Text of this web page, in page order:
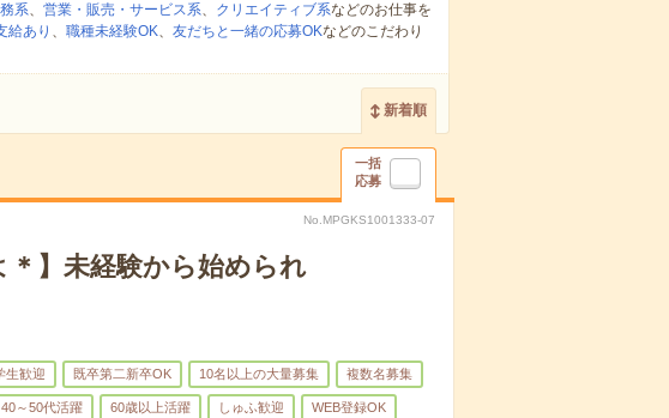
系、 営業・販売・サービス系、 クリエイティブ系などのお仕事を
給あり 、 職種未経験OK、 友だちと一緒の応募OKなどのこだわり
新着順
一括
応募
No.MPGKS1001333-07
＊】未経験から始められ
生歓迎 既卒第二新卒OK 10名以上の大量募集 複数名募集
40～50代活躍 60歳以上活躍 しゅふ歓迎 WEB登録OK